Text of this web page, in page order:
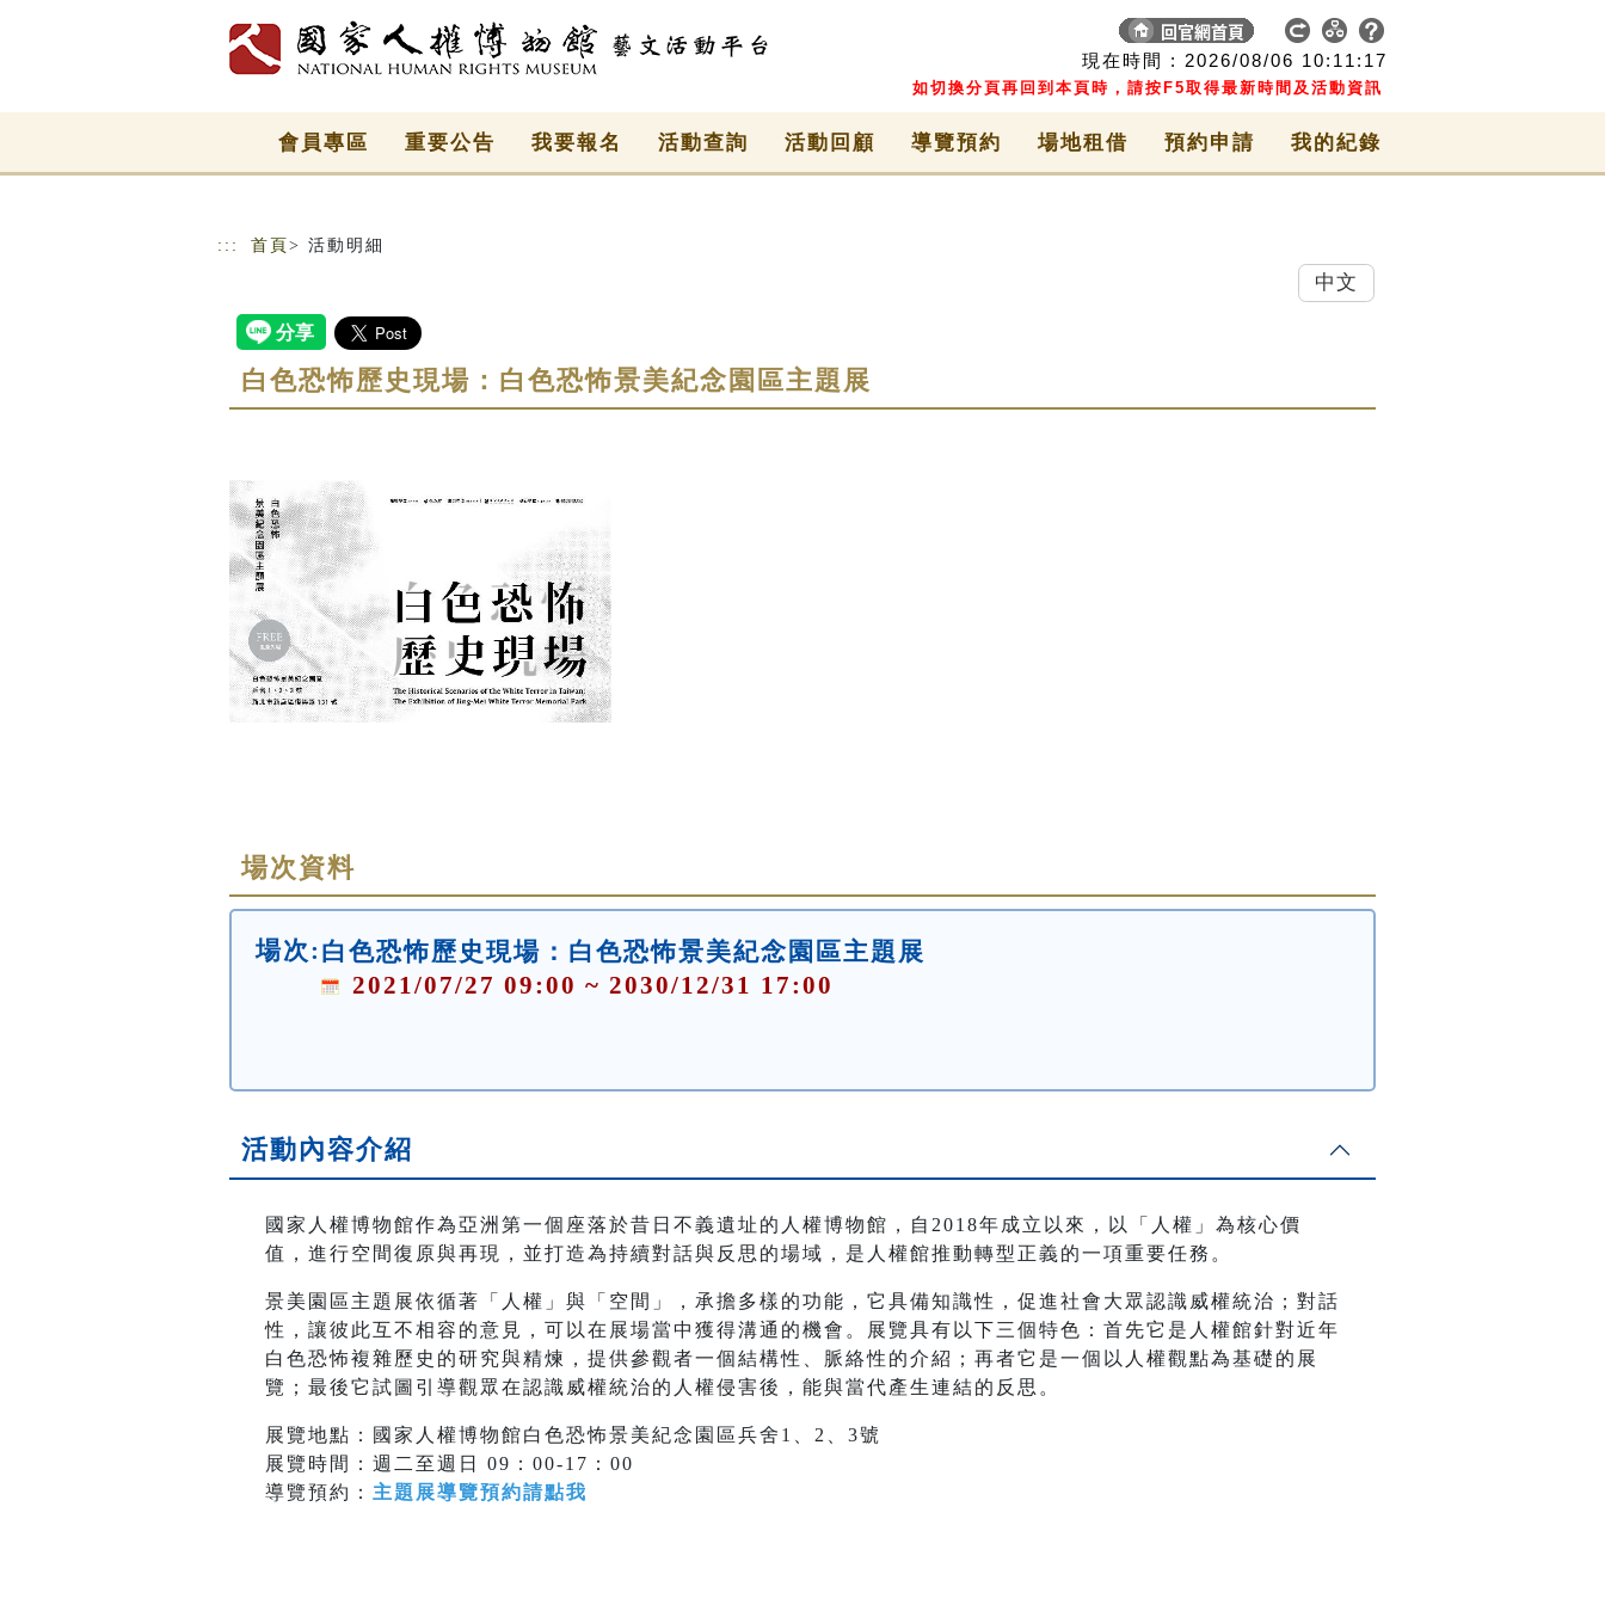
現在時間 : 2026/08/06 10:11:17
如切換分頁再回到本頁時，請按F5取得最新時間及活動資訊
會員專區 重要公告 我要報名 活動查詢 活動回顧 導覽預約 場地租借 預約申請 我的紀錄
::: 首頁 > 活動明細
白色恐怖歷史現場：白色恐怖景美紀念園區主題展
場次資料
場次: 白色恐怖歷史現場：白色恐怖景美紀念園區主題展
2021/07/27 09:00 ~ 2030/12/31 17:00
活動內容介紹
國家人權博物館作為亞洲第一個座落於昔日不義遺址的人權博物館，自2018年成立以來，以「人權」為核心價
值，進行空間復原與再現，並打造為持續對話與反思的場域，是人權館推動轉型正義的一項重要任務。
景美園區主題展依循著「人權」與「空間」，承擔多樣的功能，它具備知識性，促進社會大眾認識威權統治；對話
性，讓彼此互不相容的意見，可以在展場當中獲得溝通的機會。展覽具有以下三個特色：首先它是人權館針對近年
白色恐怖複雜歷史的研究與精煉，提供參觀者一個結構性、脈絡性的介紹；再者它是一個以人權觀點為基礎的展
覽；最後它試圖引導觀眾在認識威權統治的人權侵害後，能與當代產生連結的反思。
展覽地點：國家人權博物館白色恐怖景美紀念園區兵舍1、2、3號
展覽時間：週二至週日 09：00-17：00
導覽預約： 主題展導覽預約請點我